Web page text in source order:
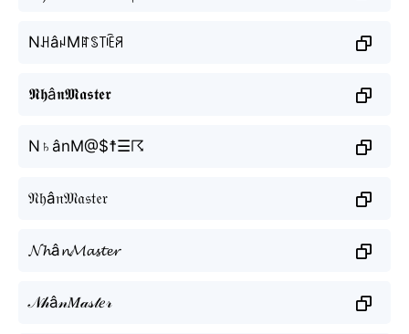
NꃅâꈤMꍏꌗ꓄ꍟꋪ
𝕹𝖍â𝖓𝕸𝖆𝖘𝖙𝖊𝖗
N♄ânM@$☨☰☈
𝔑𝔥â𝔫𝔐𝔞𝔰𝔱𝔢𝔯
𝓝𝓱â𝓷𝓜𝓪𝓼𝓽𝓮𝓻
𝒩𝒽â𝓃𝑀𝒶𝓈𝓉𝑒𝓇